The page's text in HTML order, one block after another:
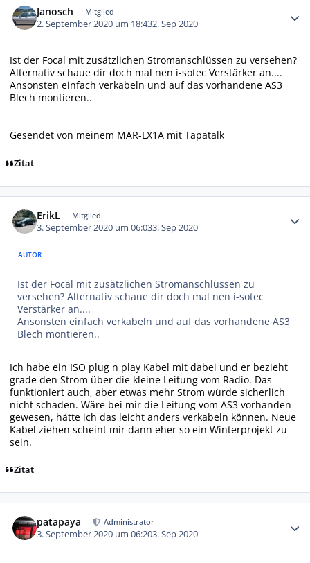
Janosch Mitglied
2. September 2020 um 18:432. Sep 2020
Ist der Focal mit zusätzlichen Stromanschlüssen zu versehen?
Alternativ schaue dir doch mal nen i-sotec Verstärker an....
Ansonsten einfach verkabeln und auf das vorhandene AS3
Blech montieren..
Gesendet von meinem MAR-LX1A mit Tapatalk
Zitat
ErikL Mitglied
3. September 2020 um 06:033. Sep 2020
AUTOR
Ist der Focal mit zusätzlichen Stromanschlüssen zu
versehen? Alternativ schaue dir doch mal nen i-sotec
Verstärker an....
Ansonsten einfach verkabeln und auf das vorhandene AS3
Blech montieren..
Ich habe ein ISO plug n play Kabel mit dabei und er bezieht
grade den Strom über die kleine Leitung vom Radio. Das
funktioniert auch, aber etwas mehr Strom würde sicherlich
nicht schaden. Wäre bei mir die Leitung vom AS3 vorhanden
gewesen, hätte ich das leicht anders verkabeln können. Neue
Kabel ziehen scheint mir dann eher so ein Winterprojekt zu
sein.
Zitat
patapaya Administrator
3. September 2020 um 06:203. Sep 2020